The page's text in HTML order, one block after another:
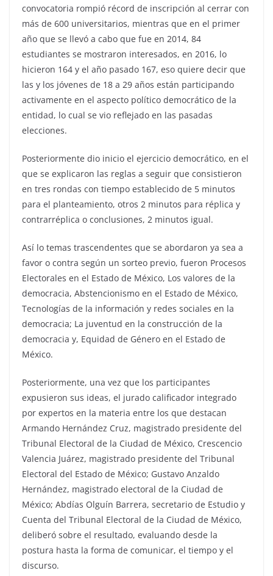
convocatoria rompió récord de inscripción al cerrar con
más de 600 universitarios, mientras que en el primer
año que se llevó a cabo que fue en 2014, 84
estudiantes se mostraron interesados, en 2016, lo
hicieron 164 y el año pasado 167, eso quiere decir que
las y los jóvenes de 18 a 29 años están participando
activamente en el aspecto político democrático de la
entidad, lo cual se vio reflejado en las pasadas
elecciones.
Posteriormente dio inicio el ejercicio democrático, en el
que se explicaron las reglas a seguir que consistieron
en tres rondas con tiempo establecido de 5 minutos
para el planteamiento, otros 2 minutos para réplica y
contrarréplica o conclusiones, 2 minutos igual.
Así lo temas trascendentes que se abordaron ya sea a
favor o contra según un sorteo previo, fueron Procesos
Electorales en el Estado de México, Los valores de la
democracia, Abstencionismo en el Estado de México,
Tecnologías de la información y redes sociales en la
democracia; La juventud en la construcción de la
democracia y, Equidad de Género en el Estado de
México.
Posteriormente, una vez que los participantes
expusieron sus ideas, el jurado calificador integrado
por expertos en la materia entre los que destacan
Armando Hernández Cruz, magistrado presidente del
Tribunal Electoral de la Ciudad de México, Crescencio
Valencia Juárez, magistrado presidente del Tribunal
Electoral del Estado de México; Gustavo Anzaldo
Hernández, magistrado electoral de la Ciudad de
México; Abdías Olguín Barrera, secretario de Estudio y
Cuenta del Tribunal Electoral de la Ciudad de México,
deliberó sobre el resultado, evaluando desde la
postura hasta la forma de comunicar, el tiempo y el
discurso.